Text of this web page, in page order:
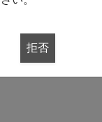
拒否